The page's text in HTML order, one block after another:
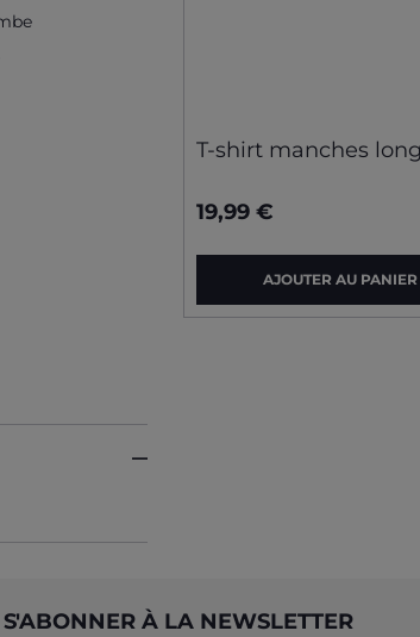
T-shirt manches
19,99 €
AJOUTER AU PANIER
S'ABONNER À LA NEWSLETTER